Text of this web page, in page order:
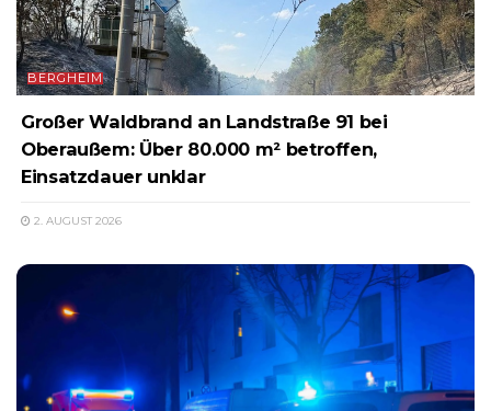
BERGHEIM
Großer Waldbrand an Landstraße 91 bei
Oberaußem: Über 80.000 m² betroffen,
Einsatzdauer unklar
2. AUGUST 2026